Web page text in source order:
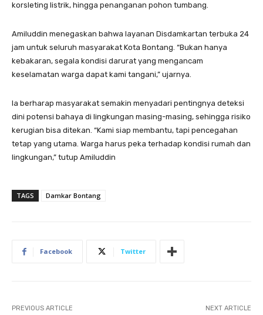
korsleting listrik, hingga penanganan pohon tumbang.
Amiluddin menegaskan bahwa layanan Disdamkartan terbuka 24
jam untuk seluruh masyarakat Kota Bontang. “Bukan hanya
kebakaran, segala kondisi darurat yang mengancam
keselamatan warga dapat kami tangani,” ujarnya.
Ia berharap masyarakat semakin menyadari pentingnya deteksi
dini potensi bahaya di lingkungan masing-masing, sehingga risiko
kerugian bisa ditekan. “Kami siap membantu, tapi pencegahan
tetap yang utama. Warga harus peka terhadap kondisi rumah dan
lingkungan,” tutup Amiluddin
TAGS Damkar Bontang
Facebook Twitter
PREVIOUS ARTICLE NEXT ARTICLE